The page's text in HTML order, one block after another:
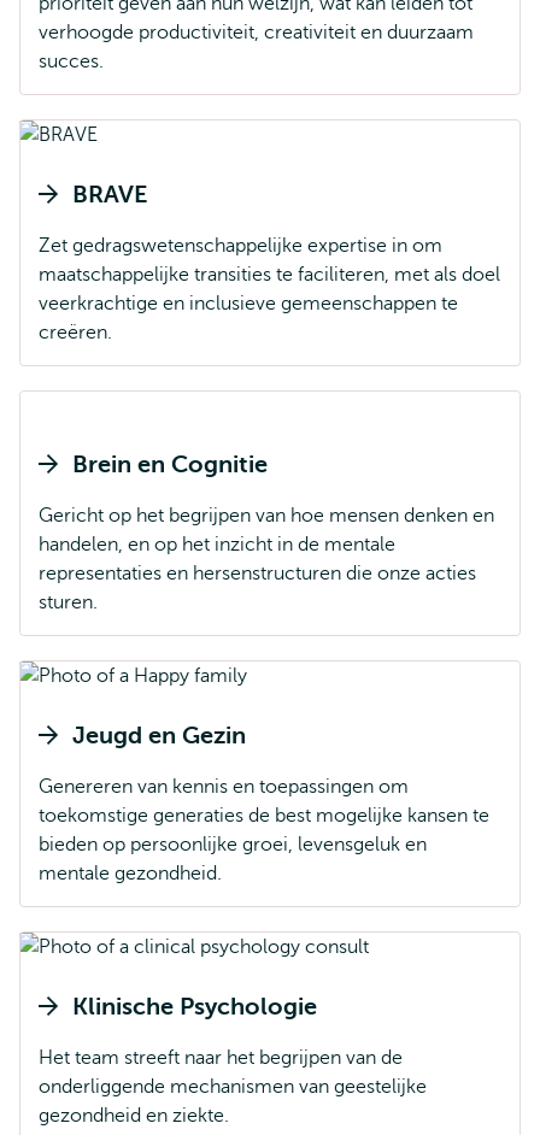
verhoogde productiviteit, creativiteit en duurzaam
succes.
BRAVE
Zet gedragswetenschappelijke expertise in om
maatschappelijke transities te faciliteren, met als doel
veerkrachtige en inclusieve gemeenschappen te
creëren.
Brein en Cognitie
Gericht op het begrijpen van hoe mensen denken en
handelen, en op het inzicht in de mentale
representaties en hersenstructuren die onze acties
sturen.
Jeugd en Gezin
Genereren van kennis en toepassingen om
toekomstige generaties de best mogelijke kansen te
bieden op persoonlijke groei, levensgeluk en
mentale gezondheid.
Klinische Psychologie
Het team streeft naar het begrijpen van de
onderliggende mechanismen van geestelijke
gezondheid en ziekte.